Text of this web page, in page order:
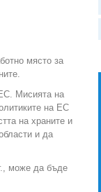
място за
Мисията на
на ЕС
на храните и
и да
може да бъде